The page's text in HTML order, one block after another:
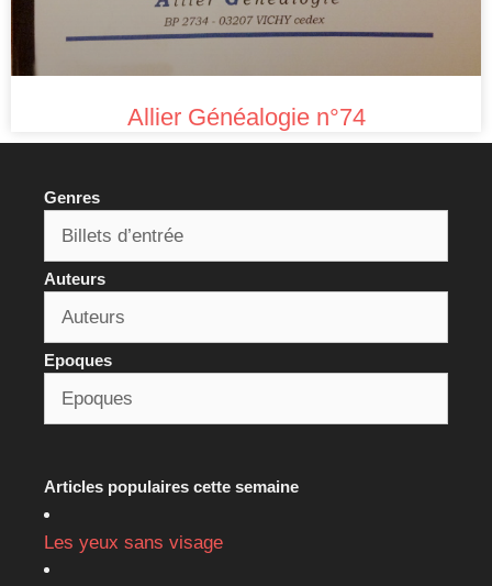
Allier Généalogie n°74
Genres
Auteurs
Epoques
Articles populaires cette semaine
Les yeux sans visage